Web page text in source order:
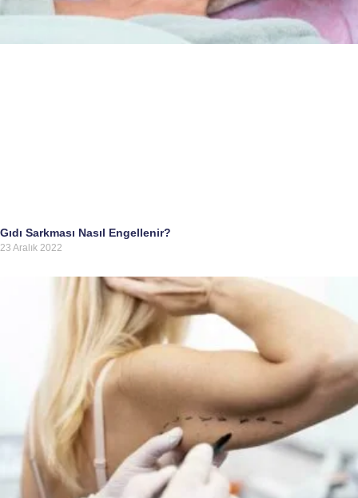
Gıdı Sarkması Nasıl Engellenir?
23 Aralık 2022